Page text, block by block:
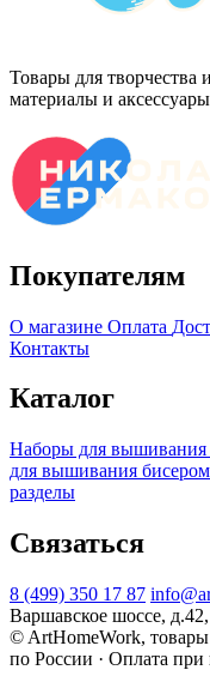
Товары для творчества
материалы и
Покупателям
О магазине Оплата
Контакты
Каталог
Наборы для вышивания
для вышивания бисером
разделы
Связаться
8 (499) 350 17 87
Варшавское шоссе,
© ArtHomeWork, товары
по России · Оплата при